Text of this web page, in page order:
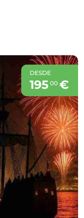
DESDE
195 00€